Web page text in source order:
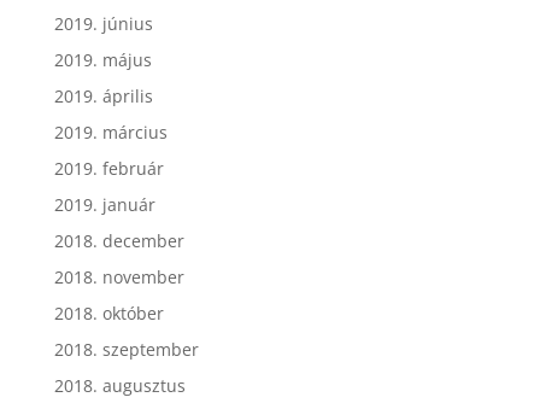
2019. június
2019. május
2019. április
2019. március
2019. február
2019. január
2018. december
2018. november
2018. október
2018. szeptember
2018. augusztus